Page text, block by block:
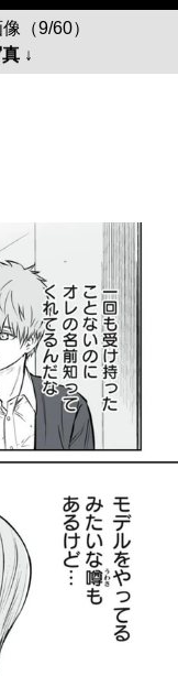
（9/60）
↓